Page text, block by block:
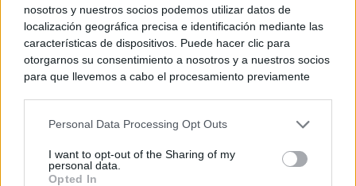
nosotros y nuestros socios podemos utilizar datos de
localización geográfica precisa e identificación mediante las
características de dispositivos. Puede hacer clic para
otorgarnos su consentimiento a nosotros y a nuestros socios
para que llevemos a cabo el procesamiento previamente
negar su consentimiento. Tenga en cuenta que algún
de su consentimiento, pero usted tiene el derecho de
rechazar tal procesamiento. Sus preferencias se aplicarán
Personal Data Processing Opt Outs
I want to opt-out of the Sharing of my
personal data.
Opted In